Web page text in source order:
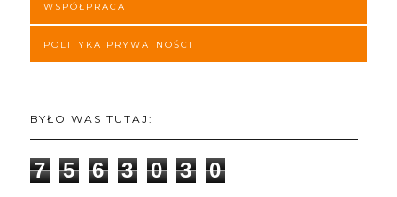
WSPÓŁPRACA
POLITYKA PRYWATNOŚCI
BYŁO WAS TUTAJ:
7 5 6 3 0 3 0